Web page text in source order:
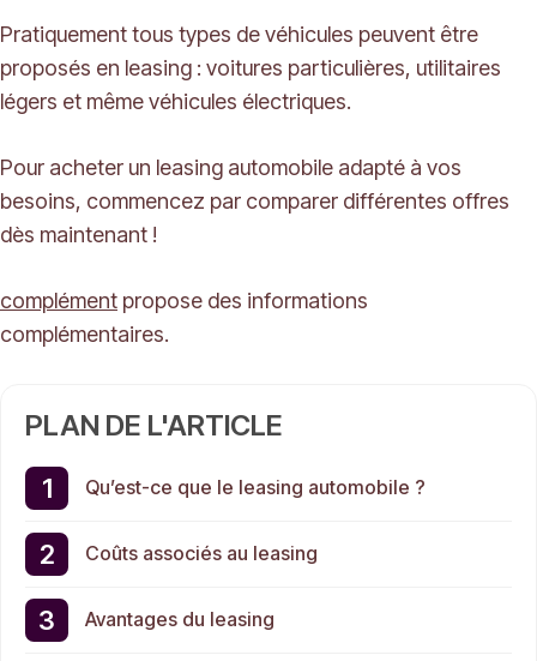
Pratiquement tous types de véhicules peuvent être
proposés en leasing : voitures particulières, utilitaires
légers et même véhicules électriques.
Pour acheter un leasing automobile adapté à vos
besoins, commencez par comparer différentes offres
dès maintenant !
complément propose des informations
complémentaires.
PLAN DE L'ARTICLE
Qu’est-ce que le leasing automobile ?
Coûts associés au leasing
Avantages du leasing